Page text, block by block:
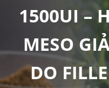
1500UI –
MESO
DO